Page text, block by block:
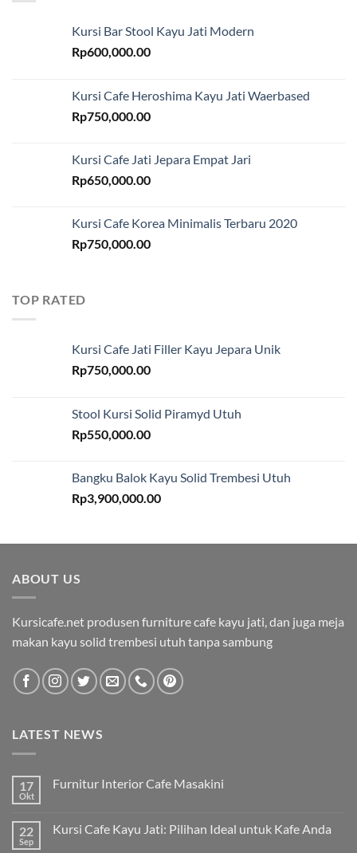
Kursi Bar Stool Kayu Jati Modern
Rp600,000.00
Kursi Cafe Heroshima Kayu Jati Waerbased
Rp750,000.00
Kursi Cafe Jati Jepara Empat Jari
Rp650,000.00
Kursi Cafe Korea Minimalis Terbaru 2020
Rp750,000.00
TOP RATED
Kursi Cafe Jati Filler Kayu Jepara Unik
Rp750,000.00
Stool Kursi Solid Piramyd Utuh
Rp550,000.00
Bangku Balok Kayu Solid Trembesi Utuh
Rp3,900,000.00
ABOUT US
Kursicafe.net produsen furniture cafe kayu jati, dan juga meja
makan kayu solid trembesi utuh tanpa sambung
LATEST NEWS
17
Okt
Furnitur Interior Cafe Masakini
22
Sep
Kursi Cafe Kayu Jati: Pilihan Ideal untuk Kafe Anda